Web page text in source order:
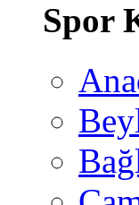
Spor